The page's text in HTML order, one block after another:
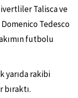
Talisca ve
Tedesco
futbolu
yarıda rakibi
bıraktı.